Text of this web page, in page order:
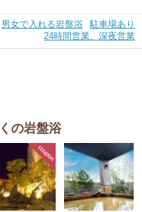
男女で入れる岩盤浴 駐車場あり
24時間営業、深夜営業
の岩盤浴